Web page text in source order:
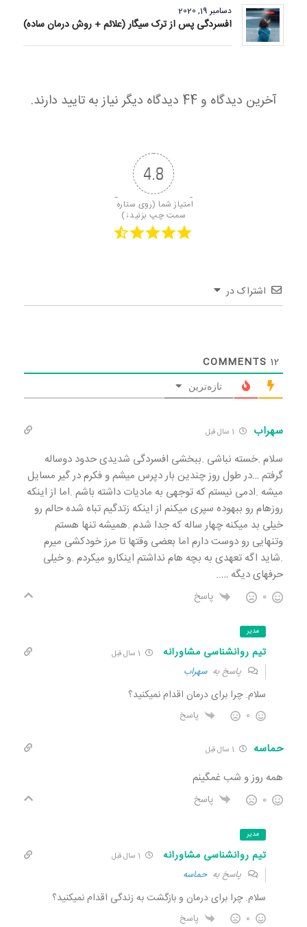
دسامبر 19, 2020
افسردگی پس از ترک سیگار (علائم + روش درمان ساده)
آخرین دیدگاه و 44 دیدگاه دیگر نیاز به تایید دارند.
4.8
امتیاز شما (روی ستاره
سمت چپ بزنید↓)
اشتراک در
12
تازه‌ترین
سهراب
سلام .خسته نباشی .ببخشی افسردگی شدیدی حدود دوساله
گرفتم …در طول روز چندین بار دپرس میشم و فکرم در گیر مسایل
میشه .ادمی نیستم که توجهی به مادیات داشته باشم .اما از اینکه
روزهام رو ببهوده سپری میکنم از اینکه زتدگیم تباه شده حالم رو
خیلی بد میکنه چهار ساله که جدا شدم .همیشه تنها هستم
وتنهایی رو دوست دارم اما بعضی وقتها تا مرز خودکشی میرم
.شاید اگه تعهدی به بچه هام نداشتم اینکارو میکردم .و خیلی
حرفهای دیگه …..
0 پاسخ
مدیر
تیم روانشناسی مشاورانه
پاسخ بهسهراب
سلام. چرا برای درمان اقدام نمیکنید؟
0 پاسخ
حماسه
همه روز و شب غمگینم
0 پاسخ
مدیر
تیم روانشناسی مشاورانه
پاسخ بهحماسه
سلام. چرا برای درمان و بازگشت به زندگی اقدام نمیکنید؟
0 پاسخ